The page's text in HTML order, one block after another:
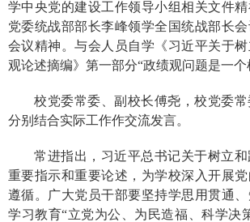
学中央党的建设工作领导小组相关文件精
党委统战部部长李峰领学全国统战部长
会议精神。与会人员自学《习近平关于
观论述摘编》第一部分“政绩观问题是一个
校党委常委、副校长傅尧，校党委
分别结合实际工作作交流发言。
常进指出，习近平总书记关于树立
重要指示和重要论述，为学校深入开展
遵循。广大党员干部要坚持学思用贯通
学习教育“立党为公、为民造福、科学决